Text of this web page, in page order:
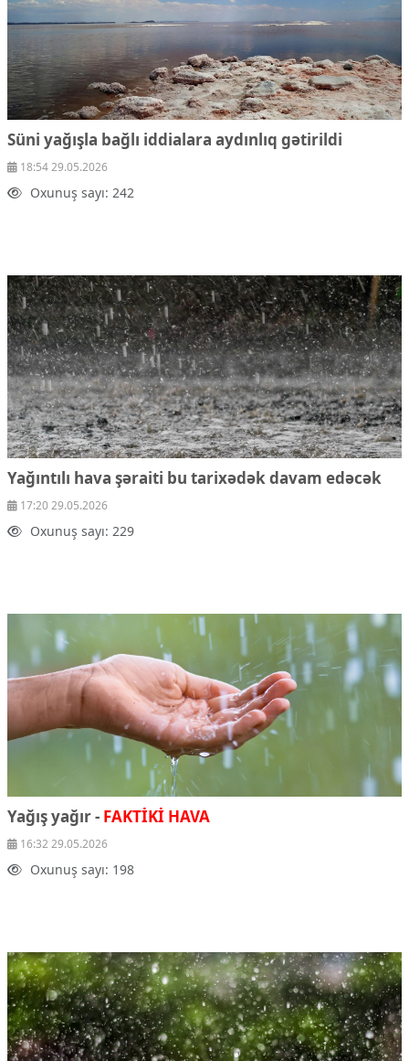
Süni yağışla bağlı iddialara aydınlıq gətirildi
18:54 29.05.2026
Oxunuş sayı: 242
Yağıntılı hava şəraiti bu tarixədək davam edəcək
17:20 29.05.2026
Oxunuş sayı: 229
Yağış yağır - FAKTİKİ HAVA
16:32 29.05.2026
Oxunuş sayı: 198